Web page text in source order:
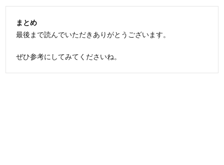
まとめ
最後まで読んでいただきありがとうございます。
ぜひ参考にしてみてくださいね。